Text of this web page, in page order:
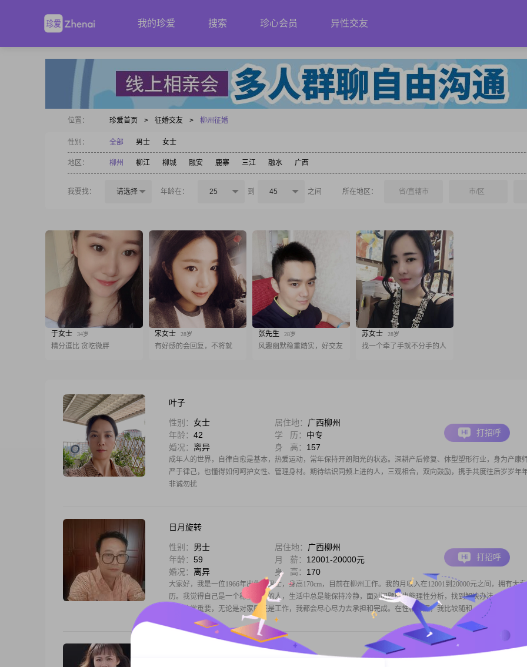
我的珍爱 搜索 珍心会员 异性交友
位置： 珍爱首页 > 征婚交友 > 柳州征婚
性别： 全部 男士 女士
地区： 柳州 柳江 柳城 融安 鹿寨 三江 融水 广西
我要找： 请选择 年龄在： 25 到 45 之间 所在地区： 省/直辖市 市/区
于女士 34岁
精分逗比 贪吃微胖
宋女士 28岁
有好感的会回复，不将就
张先生 28岁
风趣幽默稳重踏实，好交友
苏女士 28岁
找一个牵了手就不分手的人
叶子
性别： 女士 居住地： 广西柳州
年龄： 42 学 历： 中专
婚况： 离异 身 高： 157
成年人的世界，自律自愈是基本，热爱运动，常年保持开朗阳光的状态。深耕产后修复、体型塑形行业，身为产康师
严于律己，也懂得如何呵护女性、管理身材。期待结识同频上进的人，三观相合，双向鼓励，携手共度往后岁岁年年
非诚勿扰
打招呼
日月旋转
性别： 男士 居住地： 广西柳州
年龄： 59 月 薪： 12001-20000元
婚况： 离异 身 高： 170
大家好，我是一位1966年出生的男士，身高170cm，目前在柳州工作。我的月收入在12001到20000元之间，拥有大专
历。我觉得自己是一个稳重可靠的人，生活中总是能保持冷静，面对问题时也能理性分析，找到解决办法。责任感对
来说非常重要，无论是对家庭还是工作，我都会尽心尽力去承担和完成。在性格方面，我比较随和，容易与
打招呼